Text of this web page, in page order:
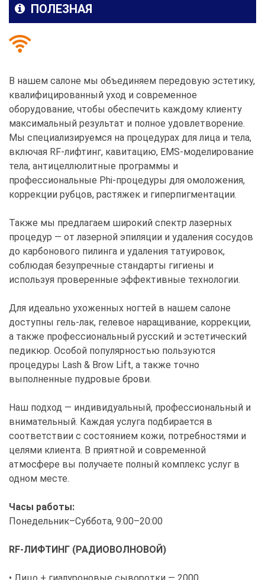
ПОЛЕЗНАЯ
В нашем салоне мы объединяем передовую эстетику,
квалифицированный уход и современное
оборудование, чтобы обеспечить каждому клиенту
максимальный результат и полное удовлетворение.
Мы специализируемся на процедурах для лица и тела,
включая RF-лифтинг, кавитацию, EMS-моделирование
тела, антицеллюлитные программы и
профессиональные Phi-процедуры для омоложения,
коррекции рубцов, растяжек и гиперпигментации.
Также мы предлагаем широкий спектр лазерных
процедур — от лазерной эпиляции и удаления сосудов
до карбонового пилинга и удаления татуировок,
соблюдая безупречные стандарты гигиены и
используя проверенные эффективные технологии.
Для идеально ухоженных ногтей в нашем салоне
доступны гель-лак, гелевое наращивание, коррекции,
а также профессиональный русский и эстетический
педикюр. Особой популярностью пользуются
процедуры Lash & Brow Lift, а также точно
выполненные пудровые брови.
Наш подход — индивидуальный, профессиональный и
внимательный. Каждая услуга подбирается в
соответствии с состоянием кожи, потребностями и
целями клиента. В приятной и современной
атмосфере вы получаете полный комплекс услуг в
одном месте.
Часы работы:
Понедельник–Суббота, 9:00–20:00
RF-ЛИФТИНГ (РАДИОВОЛНОВОЙ)
• Лицо + гиалуроновые сыворотки — 2000